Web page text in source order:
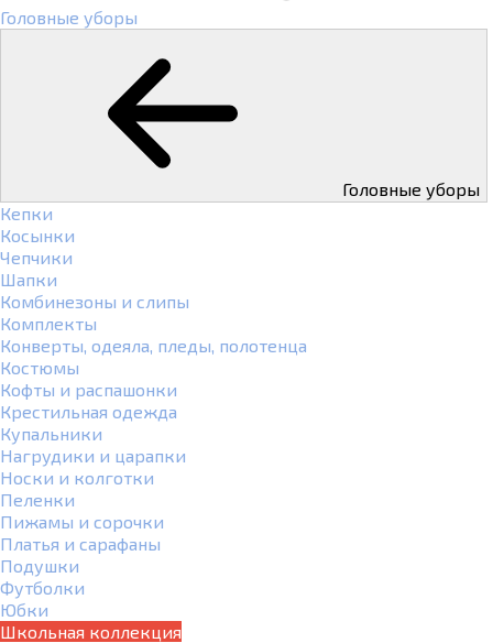
Головные уборы
Головные уборы
Кепки
Косынки
Чепчики
Шапки
Комбинезоны и слипы
Комплекты
Конверты, одеяла, пледы, полотенца
Костюмы
Кофты и распашонки
Крестильная одежда
Купальники
Нагрудики и царапки
Носки и колготки
Пеленки
Пижамы и сорочки
Платья и сарафаны
Подушки
Футболки
Юбки
Школьная коллекция